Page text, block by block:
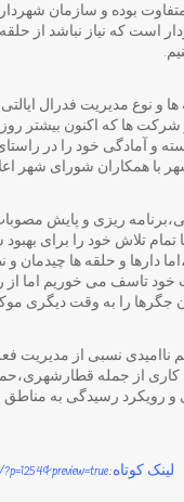
بوده و سازمان‌
است که نیاز نباشد از
ها و نوع مدیریت فدرال
ها که اکنون بیشتر
و آمادگی خود را در
با همکاران شورای شهر
ریزی و پایش
تمام تلاش خود را برای
دارها و حلقه ها چیدمان و
خود تاسف می خوریم اما
جگرها را به وقت دیگری
ناامیدی نسبی‌ از مدیریت
کاری از جمله
رویکرد رسیدگی به مناطق
لینک کوتاه:https://parsiyaneemrooz.ir/?p=1254&preview=true